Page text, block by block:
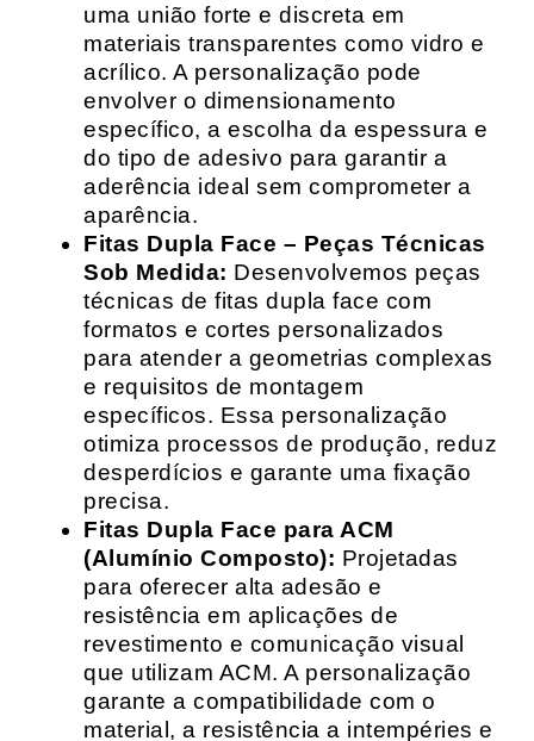
uma união forte e discreta em
materiais transparentes como vidro e
acrílico. A personalização pode
envolver o dimensionamento
específico, a escolha da espessura e
do tipo de adesivo para garantir a
aderência ideal sem comprometer a
aparência.
Fitas Dupla Face – Peças Técnicas
Sob Medida: Desenvolvemos peças
técnicas de fitas dupla face com
formatos e cortes personalizados
para atender a geometrias complexas
e requisitos de montagem
específicos. Essa personalização
otimiza processos de produção, reduz
desperdícios e garante uma fixação
precisa.
Fitas Dupla Face para ACM
(Alumínio Composto): Projetadas
para oferecer alta adesão e
resistência em aplicações de
revestimento e comunicação visual
que utilizam ACM. A personalização
garante a compatibilidade com o
material, a resistência a intempéries e